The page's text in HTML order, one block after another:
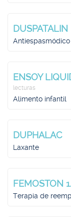
DUSPATALIN
Antiespasmódico
ENSOY
lecturas
Alimento infantil
DUPHALAC
Laxante
FEMOSTON
Terapia de